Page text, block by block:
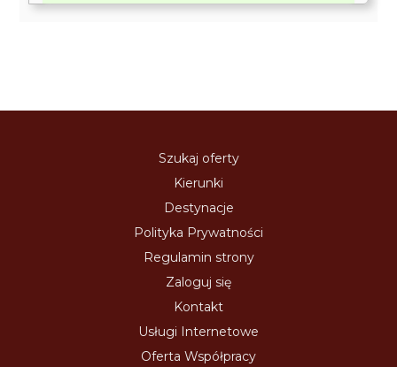
Szukaj oferty
Kierunki
Destynacje
Polityka Prywatności
Regulamin strony
Zaloguj się
Kontakt
Usługi Internetowe
Oferta Współpracy